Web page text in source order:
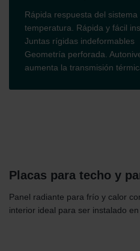
Rápida respuesta del
temperatura. Rápida y fácil
Juntas rígidas indeformables
Geometría perforada.
aumenta la transmisión
Placas para techo y
Panel radiante para frío y calor
interior ideal para ser instalado en